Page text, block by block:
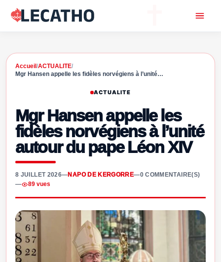
Accueil /ACTUALITE/
Mgr Hansen appelle les fidèles norvégiens à l’unité…
ACTUALITE
Mgr Hansen appelle les
fidèles norvégiens à l’unité
autour du pape Léon XIV
8 JUILLET 2026—NAPO DE KERGORRE—0 COMMENTAIRE(S)
—
89 vues